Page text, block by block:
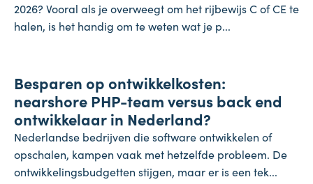
2026? Vooral als je overweegt om het rijbewijs C of CE te
halen, is het handig om te weten wat je p...
24 juli 2026
Besparen op ontwikkelkosten:
nearshore PHP-team versus back end
ontwikkelaar in Nederland?
Nederlandse bedrijven die software ontwikkelen of
opschalen, kampen vaak met hetzelfde probleem. De
ontwikkelingsbudgetten stijgen, maar er is een tek...